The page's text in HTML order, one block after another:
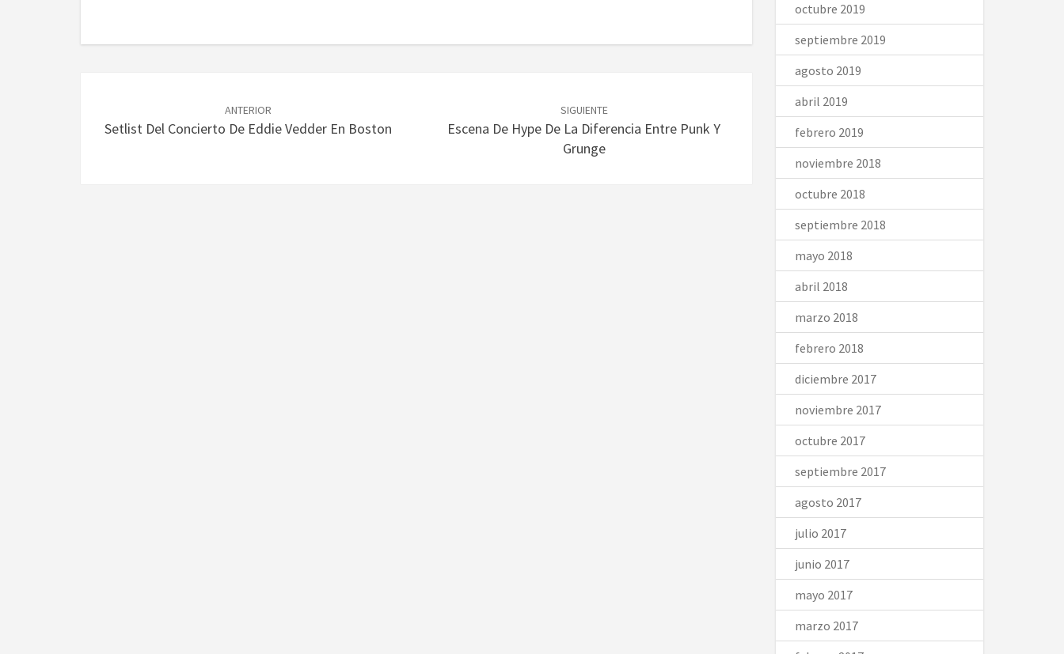
entradas
ANTERIOR
Setlist Del Concierto De Eddie Vedder En Boston
SIGUIENTE
Escena De Hype De La Diferencia Entre Punk Y
Grunge
octubre 2019
septiembre 2019
agosto 2019
abril 2019
febrero 2019
noviembre 2018
octubre 2018
septiembre 2018
mayo 2018
abril 2018
marzo 2018
febrero 2018
diciembre 2017
noviembre 2017
octubre 2017
septiembre 2017
agosto 2017
julio 2017
junio 2017
mayo 2017
marzo 2017